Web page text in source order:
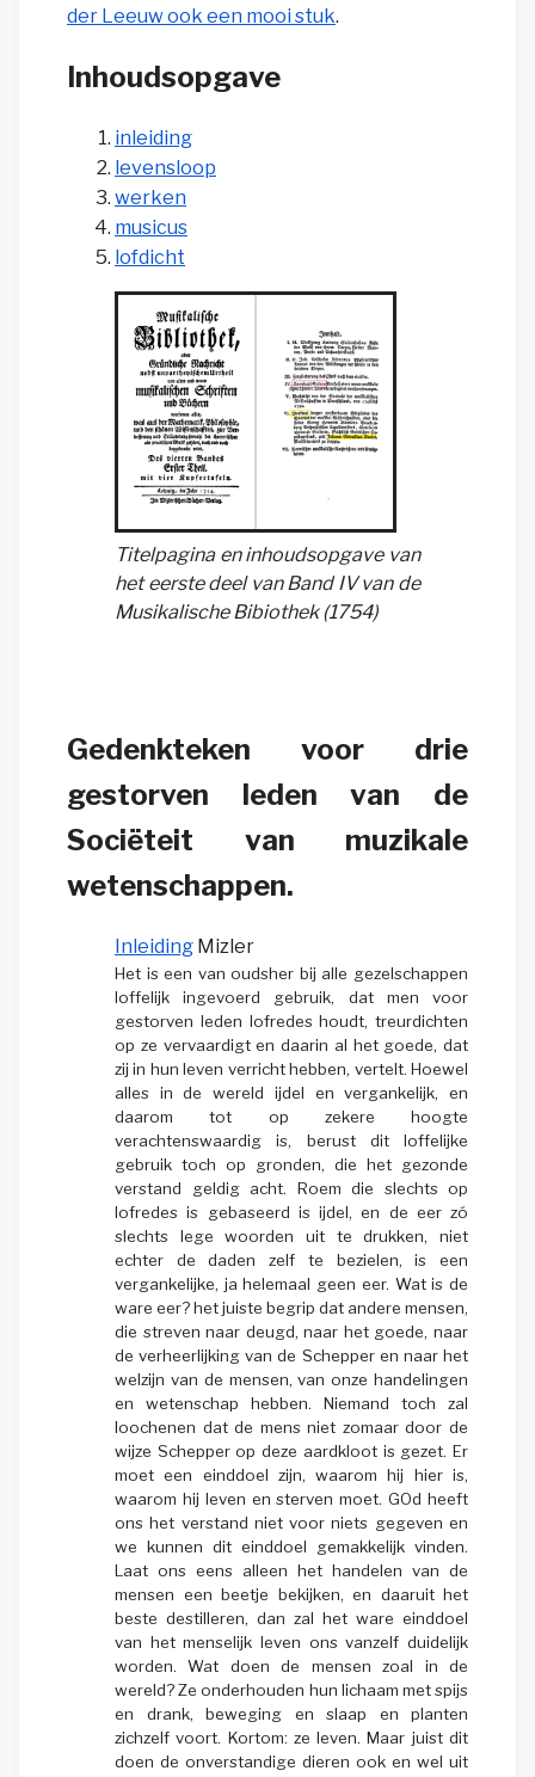
der Leeuw ook een mooi stuk.
Inhoudsopgave
inleiding
levensloop
werken
musicus
lofdicht
Titelpagina en inhoudsopgave van
het eerste deel van Band IV van de
Musikalische Bibiothek (1754)
Gedenkteken voor drie
gestorven leden van de
Sociëteit van muzikale
wetenschappen.
Inleiding Mizler
Het is een van oudsher bij alle gezelschappen
loffelijk ingevoerd gebruik, dat men voor
gestorven leden lofredes houdt, treurdichten
op ze vervaardigt en daarin al het goede, dat
zij in hun leven verricht hebben, vertelt. Hoewel
alles in de wereld ijdel en vergankelijk, en
daarom tot op zekere hoogte
verachtenswaardig is, berust dit loffelijke
gebruik toch op gronden, die het gezonde
verstand geldig acht. Roem die slechts op
lofredes is gebaseerd is ijdel, en de eer zó
slechts lege woorden uit te drukken, niet
echter de daden zelf te bezielen, is een
vergankelijke, ja helemaal geen eer. Wat is de
ware eer? het juiste begrip dat andere mensen,
die streven naar deugd, naar het goede, naar
de verheerlijking van de Schepper en naar het
welzijn van de mensen, van onze handelingen
en wetenschap hebben. Niemand toch zal
loochenen dat de mens niet zomaar door de
wijze Schepper op deze aardkloot is gezet. Er
moet een einddoel zijn, waarom hij hier is,
waarom hij leven en sterven moet. GOd heeft
ons het verstand niet voor niets gegeven en
we kunnen dit einddoel gemakkelijk vinden.
Laat ons eens alleen het handelen van de
mensen een beetje bekijken, en daaruit het
beste destilleren, dan zal het ware einddoel
van het menselijk leven ons vanzelf duidelijk
worden. Wat doen de mensen zoal in de
wereld? Ze onderhouden hun lichaam met spijs
en drank, beweging en slaap en planten
zichzelf voort. Kortom: ze leven. Maar juist dit
doen de onverstandige dieren ook en wel uit